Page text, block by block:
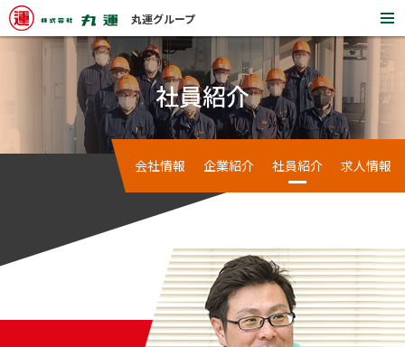
丸運グループ 開
く
社員紹介
会社情報 企業紹介 社員紹介 求人情報